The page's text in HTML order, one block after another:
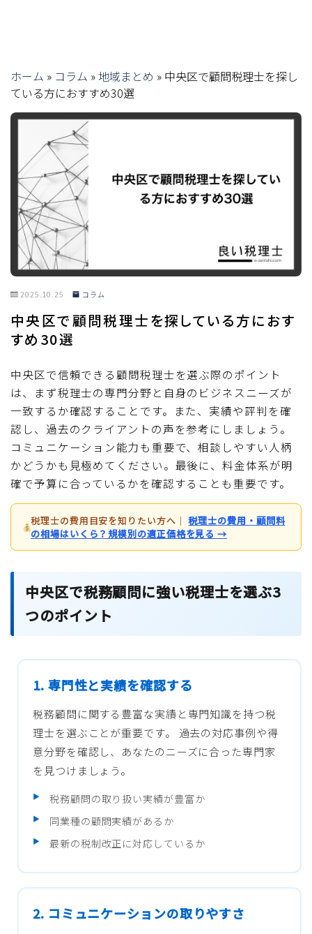
ホーム » コラム » 地域まとめ » 中央区で顧問税理士を探し
ている方におすすめ30選
2025.10.25 コラム
中央区で顧問税理士を探している方におす
すめ30選
中央区で信頼できる顧問税理士を選ぶ際のポイント
は、まず税理士の専門分野と自身のビジネスニーズが
一致するか確認することです。また、実績や評判を確
認し、過去のクライアントの声を参考にしましょう。
コミュニケーション能力も重要で、相談しやすい人柄
かどうかも見極めてください。最後に、料金体系が明
確で予算に合っているかを確認することも重要です。
税理士の費用目安を知りたい方へ ｜税理士の費用・顧問料
の相場はいくら？規模別の適正価格を見る →
中央区で税務顧問に強い税理士を選ぶ3
つのポイント
1. 専門性と実績を確認する
税務顧問に関する豊富な実績と専門知識を持つ税
理士を選ぶことが重要です。 過去の対応事例や得
意分野を確認し、あなたのニーズに合った専門家
を見つけましょう。
税務顧問の取り扱い実績が豊富か
同業種の顧問実績があるか
最新の税制改正に対応しているか
2. コミュニケーションの取りやすさ